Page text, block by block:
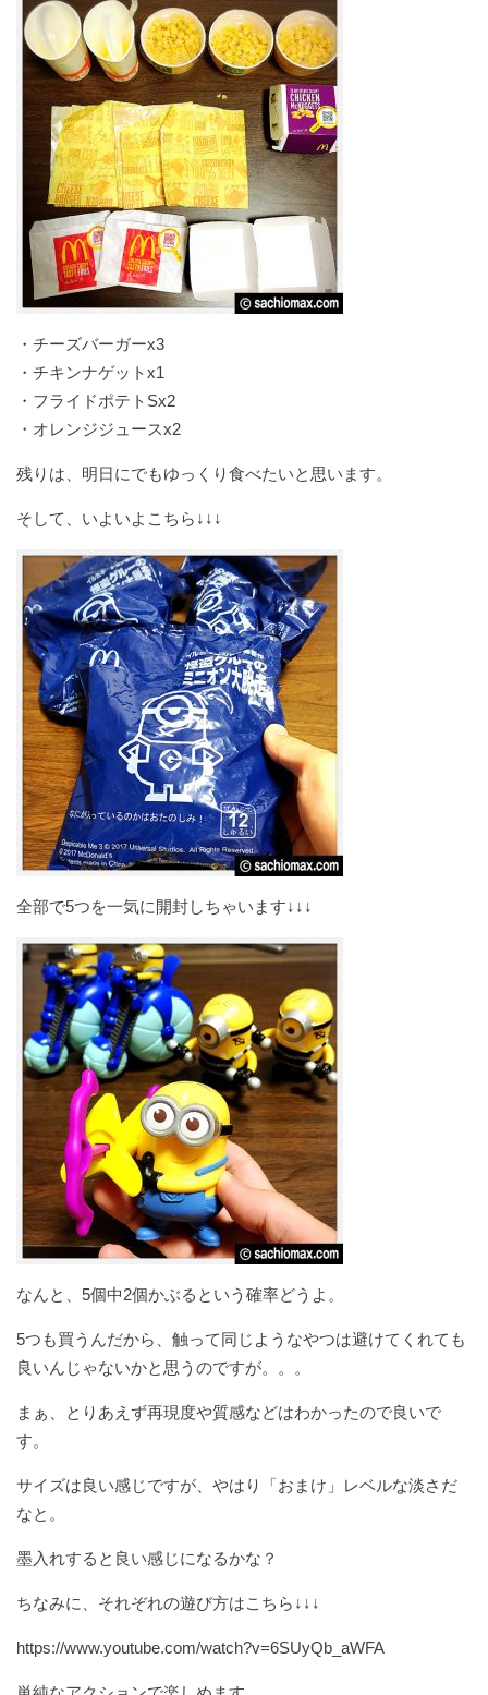
・チーズバーガーx3
・チキンナゲットx1
・フライドポテトSx2
・オレンジジュースx2
残りは、明日にでもゆっくり食べたいと思います。
そして、いよいよこちら↓↓↓
全部で5つを一気に開封しちゃいます↓↓↓
なんと、5個中2個かぶるという確率どうよ。
5つも買うんだから、触って同じようなやつは避けてくれても
良いんじゃないかと思うのですが。。。
まぁ、とりあえず再現度や質感などはわかったので良いで
す。
サイズは良い感じですが、やはり「おまけ」レベルな淡さだ
なと。
墨入れすると良い感じになるかな？
ちなみに、それぞれの遊び方はこちら↓↓↓
https://www.youtube.com/watch?v=6SUyQb_aWFA